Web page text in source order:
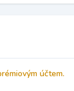
účtem.